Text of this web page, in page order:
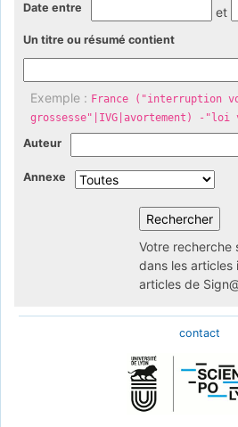
Date entre et
Un titre ou résumé contient
Exemple : France ("interruption
grossesse"|IVG|avortement) -
Auteur
Annexe
Votre recherche
dans les articles
articles de
contact